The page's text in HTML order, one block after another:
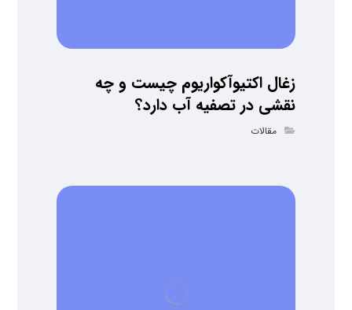
زغال اکتیوآکواریوم چیست و چه
نقشی در تصفیه آب دارد؟
مقالات